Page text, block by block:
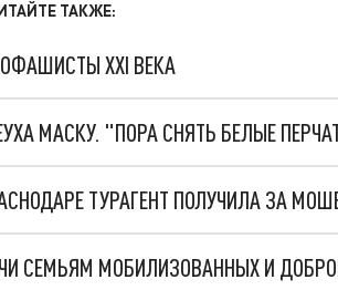
ТАКЖЕ:
XXI ВЕКА
МАСКУ. "ПОРА СНЯТЬ БЕЛЫЕ
ТУРАГЕНТ ПОЛУЧИЛА ЗА
СЕМЬЯМ МОБИЛИЗОВАННЫХ И